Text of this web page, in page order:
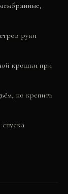
руки
крошки при
но крепить